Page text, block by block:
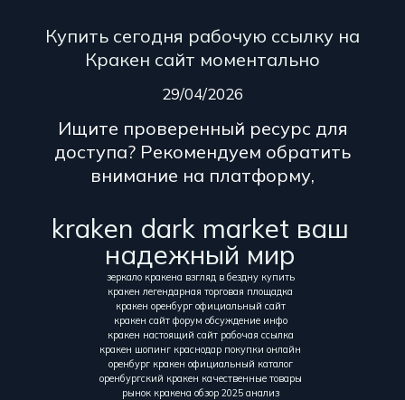
Купить сегодня рабочую ссылку на
Кракен сайт моментально
29/04/2026
Ищите проверенный ресурс для
доступа? Рекомендуем обратить
внимание на платформу,
kraken dark market ваш
надежный мир
зеркало кракена взгляд в бездну купить
кракен легендарная торговая площадка
кракен оренбург официальный сайт
кракен сайт форум обсуждение инфо
кракен настоящий сайт рабочая ссылка
кракен шопинг краснодар покупки онлайн
оренбург кракен официальный каталог
оренбургский кракен качественные товары
рынок кракена обзор 2025 анализ